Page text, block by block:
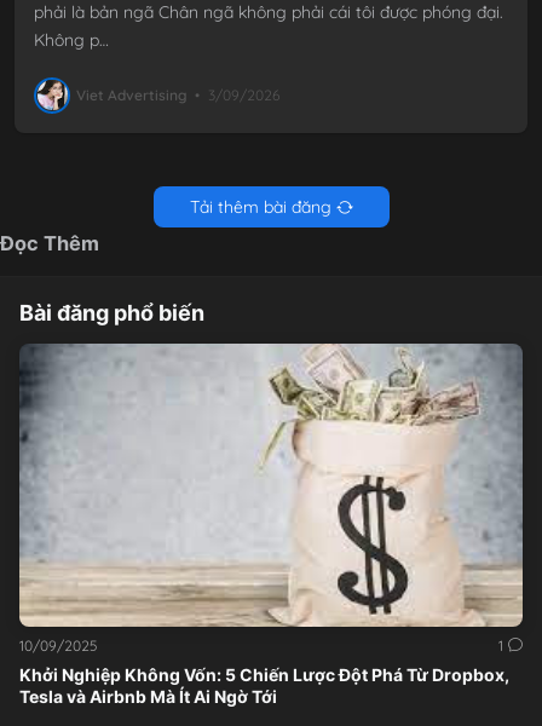
phải là bản ngã Chân ngã không phải cái tôi được phóng đại.
Không p…
Viet Advertising • 3/09/2026
Tải thêm bài đăng
Đọc Thêm
Bài đăng phổ biến
Khởi Nghiệp Không Vốn: 5 Chiến Lược Đột Phá Từ Dropbox,
Tesla và Airbnb Mà Ít Ai Ngờ Tới
10/09/2025 1